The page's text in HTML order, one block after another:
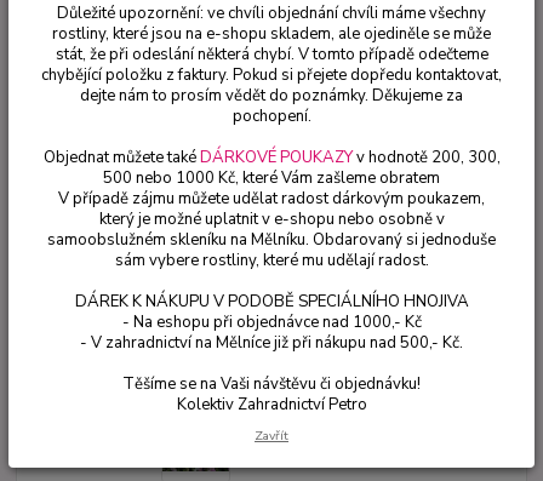
Trvalky Digitalis purpurea -náprstník - cena na prodejně
Digitalis purpurea -náprstník -
cena na prodejně
Důležité upozornění: ve chvíli objednání chvíli máme všechny
rostliny, které jsou na e-shopu skladem, ale ojediněle se může
stát, že při odeslání některá chybí. V tomto případě odečteme
chybějící položku z faktury. Pokud si přejete dopředu kontaktovat,
dejte nám to prosím vědět do poznámky. Děkujeme za
pochopení.
Objednat můžete takéDÁRKOVÉ POUKAZYv hodnotě 200, 300,
500 nebo 1000 Kč, které Vám zašleme obratem
V případě zájmu můžete udělat radost dárkovým poukazem,
který je možné uplatnit v e-shopu nebo osobně v
samoobslužném skleníku na Mělníku. Obdarovaný si jednoduše
sám vybere rostliny, které mu udělají radost.
DÁREK K NÁKUPU V PODOBĚ SPECIÁLNÍHO HNOJIVA
- Na eshopu při objednávce nad 1000,- Kč
- V zahradnictví na Mělníce již při nákupu nad 500,- Kč.
Těšíme se na Vaši návštěvu či objednávku!
Kolektiv Zahradnictví Petro
Zavřít